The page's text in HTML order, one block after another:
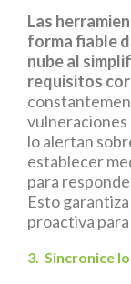
Las
forma fiable
nube al
requisitos
vulneraciones
lo alertan
establecer
para
Esto
proactiva
3. Sincronice